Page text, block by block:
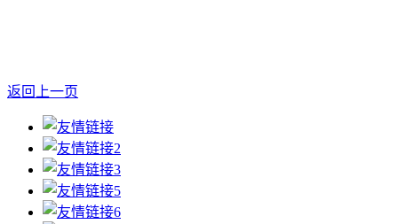
返回上一页